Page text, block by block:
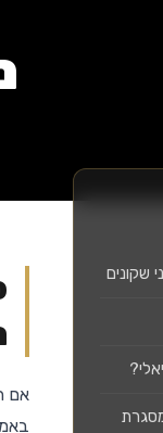
שקונים
אם